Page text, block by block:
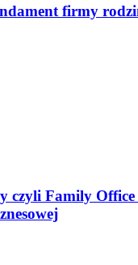
firmy
czyli Family Office